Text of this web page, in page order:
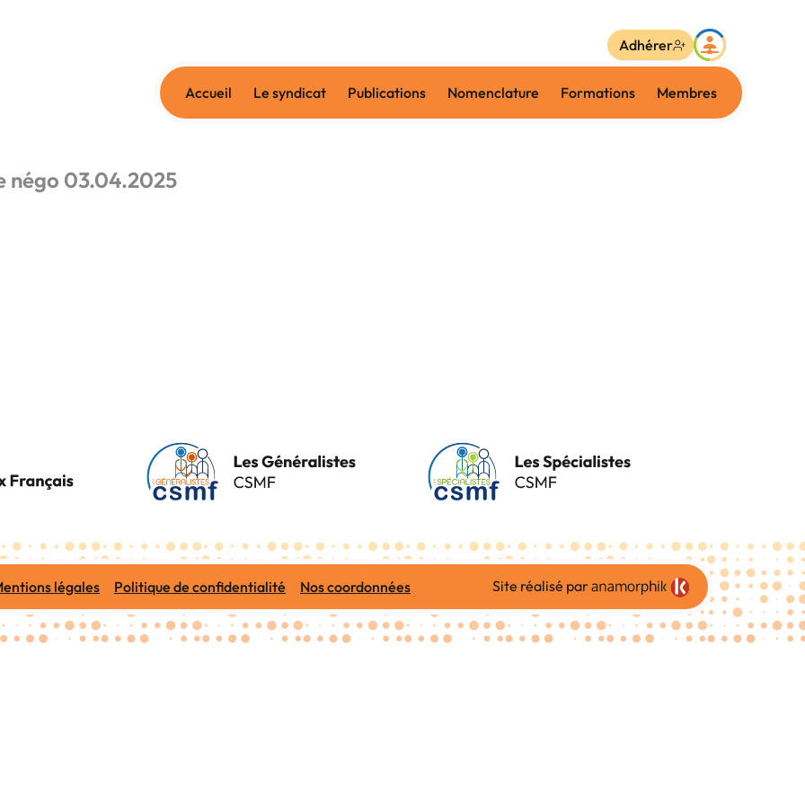
Accueil Le syndicat Publications Nomenclature Formations Membres
Adhérer
négo 03.04.2025
légales Politique de confidentialité Nos coordonnées Site réalisé par